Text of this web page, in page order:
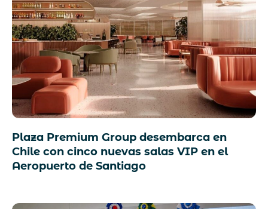
Plaza Premium Group desembarca en
Chile con cinco nuevas salas VIP en el
Aeropuerto de Santiago